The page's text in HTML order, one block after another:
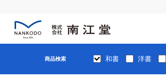
商品検索 和書 洋書